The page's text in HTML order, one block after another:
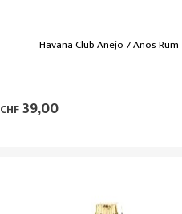
Havana Club Añejo 7 Años Rum
CHF39,00